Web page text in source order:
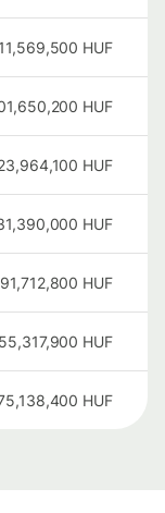
HUF
HUF
HUF
HUF
HUF
HUF
HUF